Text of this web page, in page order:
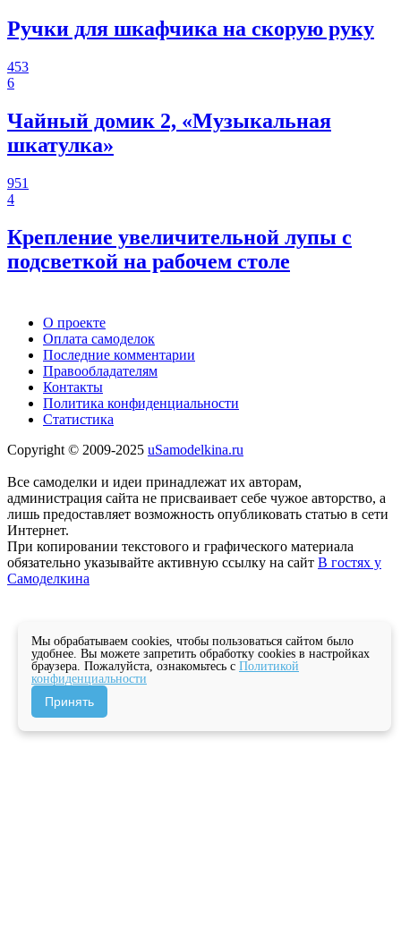
Ручки для шкафчика на скорую руку
453
6
Чайный домик 2, «Музыкальная
шкатулка»
951
4
Крепление увеличительной лупы с
подсветкой на рабочем столе
О проекте
Оплата самоделок
Последние комментарии
Правообладателям
Контакты
Политика конфиденциальности
Статистика
Copyright © 2009-2025 uSamodelkina.ru
Все самоделки и идеи принадлежат их авторам,
администрация сайта не присваивает себе чужое авторство, а
лишь предоставляет возможность опубликовать статью в сети
Интернет.
При копировании текстового и графического материала
обязательно указывайте активную ссылку на сайт В гостях у
Самоделкина
Мы обрабатываем cookies, чтобы пользоваться сайтом было
удобнее. Вы можете запретить обработку cookies в настройках
браузера. Пожалуйста, ознакомьтесь с Политикой
конфиденциальности
Принять